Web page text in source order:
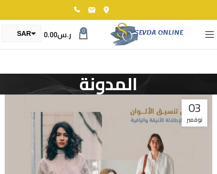
0 ر.س0.00
SAR
TRY
المدونة
03
نوفمبر